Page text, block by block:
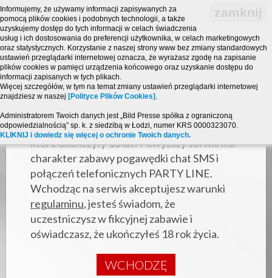
zamknij
Informujemy, że używamy informacji zapisywanych za
pomocą plików cookies i podobnych technologii, a także
uzyskujemy dostęp do tych informacji w celach świadczenia
usług i ich dostosowania do preferencji użytkownika, w celach marketingowych
oraz statystycznych. Korzystanie z naszej strony www bez zmiany standardowych
ustawień przeglądarki internetowej oznacza, że wyrażasz zgodę na zapisanie
plików cookies w pamięci urządzenia końcowego oraz uzyskanie dostępu do
informacji zapisanych w tych plikach.
Więcej szczegółów, w tym na temat zmiany ustawień przeglądarki internetowej
znajdziesz w naszej [Polityce Plików Cookies] .
Administratorem Twoich danych jest „Bild Presse spółka z ograniczoną
odpowiedzialnością” sp. k. z siedzibą w Łodzi, numer KRS 0000323070.
KLIKNIJ i dowiedz się więcej o ochronie Twoich danych.
Strona zawiera treści o charakterze
erotycznym i jest przeznaczona dla osób,
które ukończyły 18 lat! Powyższy serwis ma
charakter zabawy pogawędki chat SMS i
połączeń telefonicznych PARTY LINE.
Wchodząc na serwis akceptujesz warunki
regulaminu, jesteś świadom, że
uczestniczysz w fikcyjnej zabawie i
oświadczasz, że ukończyłeś 18 rok życia.
WCHODZĘ